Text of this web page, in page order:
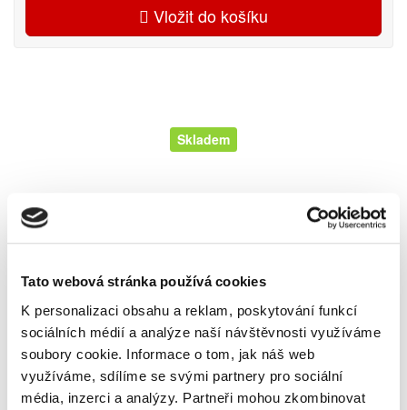
Tato webová stránka používá cookies
K personalizaci obsahu a reklam, poskytování funkcí
sociálních médií a analýze naší návštěvnosti využíváme
soubory cookie. Informace o tom, jak náš web
využíváme, sdílíme se svými partnery pro sociální
média, inzerci a analýzy. Partneři mohou zkombinovat
Vložit do košíku
Skladem
Vyberte si parametry
Typ
Popis